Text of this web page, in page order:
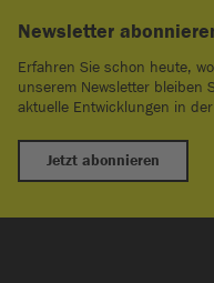
Newsletter
Erfahren Sie schon heute,
unserem Newsletter bleiben
aktuelle Entwicklungen in
Jetzt abonnieren